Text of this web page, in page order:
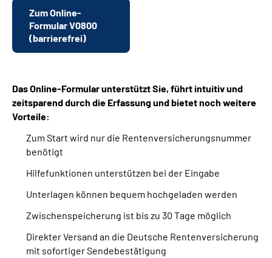
Zum Online-
Formular V0800
(barrierefrei)
Das Online-Formular unterstützt Sie, führt intuitiv und
zeitsparend durch die Erfassung und bietet noch weitere
Vorteile:
Zum Start wird nur die Rentenversicherungsnummer
benötigt
Hilfefunktionen unterstützen bei der Eingabe
Unterlagen können bequem hochgeladen werden
Zwischenspeicherung ist bis zu 30 Tage möglich
Direkter Versand an die Deutsche Rentenversicherung
mit sofortiger Sendebestätigung